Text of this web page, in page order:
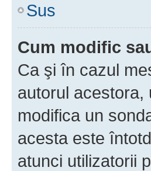
Sus
Cum modific
Ca şi în cazul
autorul acestora,
modifica un
acesta este
atunci utilizatorii